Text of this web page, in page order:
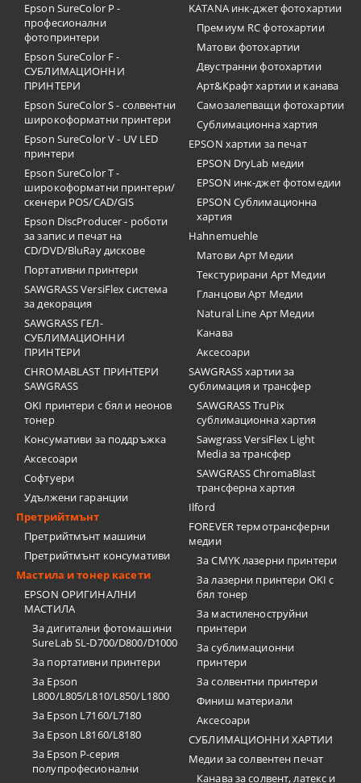
Epson SureColor P -
професионални
фотопринтери
Epson SureColor F -
СУБЛИМАЦИОННИ
ПРИНТЕРИ
Epson SureColor S - солвентни
широкоформатни принтери
Epson SureColor V - UV LED
принтери
Epson SureColor T -
широкоформатни принтери/
скенери POS/CAD/GIS
Epson DiscProducer - роботи
за запис и печат на
CD/DVD/BluRay дискове
Портативни принтери
SAWGRASS VersiFlex система
за декорация
SAWGRASS ГЕЛ-
СУБЛИМАЦИОННИ
ПРИНТЕРИ
CHROMABLAST ПРИНТЕРИ
SAWGRASS
OKI принтери с бял и неонов
тонер
Консумативи за поддръжка
Аксесоари
Софтуери
Удължени гаранции
Претрийтмънт
Претрийтмънт машини
Претрийтмънт консумативи
Мастила и тонер касети
EPSON ОРИГИНАЛНИ
МАСТИЛА
За дигитални фотомашини
SureLab SL-D700/D800/D1000
За портативни принтери
За Epson
L800/L805/L810/L850/L1800
За Epson L7160/L7180
За Epson L8160/L8180
За Epson P-серия
полупрофесионални
KATANA инк-джет фотохартии
Премиум RC фотохартии
Матови фотохартии
Двустранни фотохартии
Арт&Крафт хартии и канава
Самозалепващи фотохартии
Сублимационна хартия
EPSON хартии за печат
EPSON DryLab медии
EPSON инк-джет фотомедии
EPSON Сублимационна
хартия
Hahnemuehle
Матови Арт Медии
Текстурирани Арт Медии
Гланцови Арт Медии
Natural Line Арт Медии
Канава
Аксесоари
SAWGRASS хартии за
сублимация и трансфер
SAWGRASS TruPix
сублимационна хартия
Sawgrass VersiFlex Light
Media за трансфер
SAWGRASS ChromaBlast
трансферна хартия
Ilford
FOREVER термотрансферни
медии
За CMYK лазерни принтери
За лазерни принтери OKI с
бял тонер
За мастиленоструйни
принтери
За сублимационни
принтери
За солвентни принтери
Финиш материали
Аксесоари
СУБЛИМАЦИОННИ ХАРТИИ
Медии за солвентен печат
Канава за солвент, латекс и